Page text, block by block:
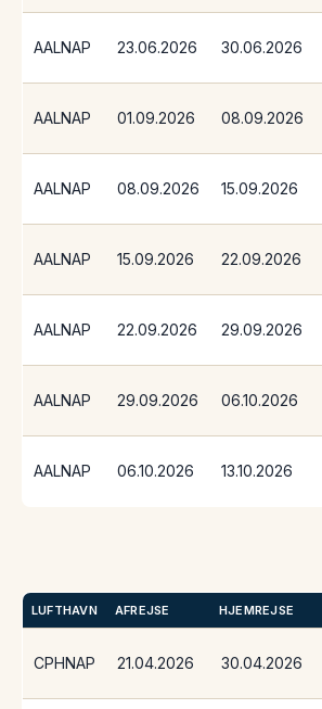
AALNAP 23.06.2026 30.06.2026
AALNAP 01.09.2026 08.09.2026
AALNAP 08.09.2026 15.09.2026
AALNAP 15.09.2026 22.09.2026
AALNAP 22.09.2026 29.09.2026
AALNAP 29.09.2026 06.10.2026
AALNAP 06.10.2026 13.10.2026
LUFTHAVN AFREJSE HJEMREJSE
CPHNAP 21.04.2026 30.04.2026